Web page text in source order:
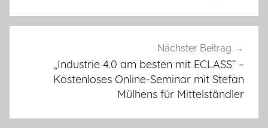
Nächster Beitrag
„Industrie 4.0 am besten mit ECLASS“ –
Kostenloses Online-Seminar mit Stefan
Mülhens für Mittelständler